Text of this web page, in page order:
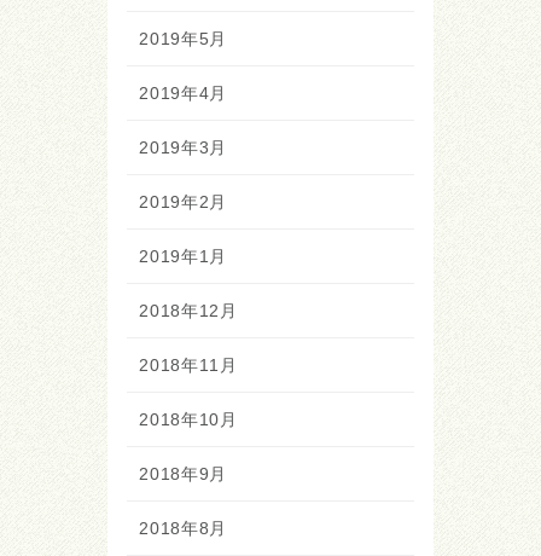
2019年5月
2019年4月
2019年3月
2019年2月
2019年1月
2018年12月
2018年11月
2018年10月
2018年9月
2018年8月